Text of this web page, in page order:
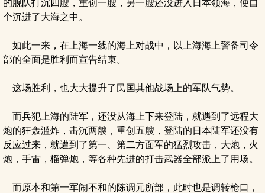
的舰队打沉四艘，重创一艘，另一艘还没进入日本领海，便自
个沉进了大海之中。
如此一来，在上海一线的海上对战中，以上海海上警备司令
部的全面是胜利而宣告结束。
这场胜利，也大大提升了民国其他战场上的军队气势。
而兵犯上海的陆军，还没从海上下来登陆，就遇到了远程大
炮的狂轰滥炸，击沉两艘，重创五艘，登陆的日本陆军还没有
反应过来，就遭到了第一、第二方面军的猛烈攻击，大炮，火
炮，手雷，榴弹炮，等各种先进的打击武器全部派上了用场。
而原本和第一军闹不和的陈调元所部，此时也是调转枪口，